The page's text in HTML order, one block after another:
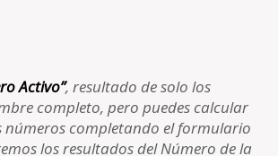
Activo”, resultado de solo los
completo, pero puedes calcular
números completando el formulario
los resultados del Número de la